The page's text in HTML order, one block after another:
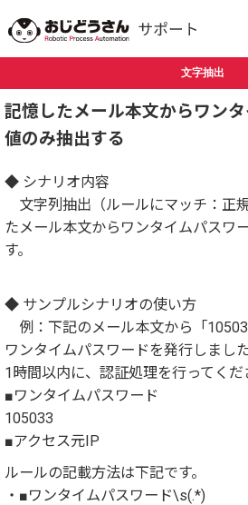
文字抽出
記憶したメール本文からワン
値のみ抽出する
◆ シナリオ内容
文字列抽出（ルールにマッチ：正
たメール本文からワンタイムパスワ
す。
◆ サンプルシナリオの使い方
例：下記のメール本文から「
ワンタイムパスワードを発行しました
1時間以内に、認証処理を行ってくだ
■ワンタイムパスワード
105033
■アクセス元IP
ルールの記載方法は下記です。
・■ワンタイムパスワード\s(.*)